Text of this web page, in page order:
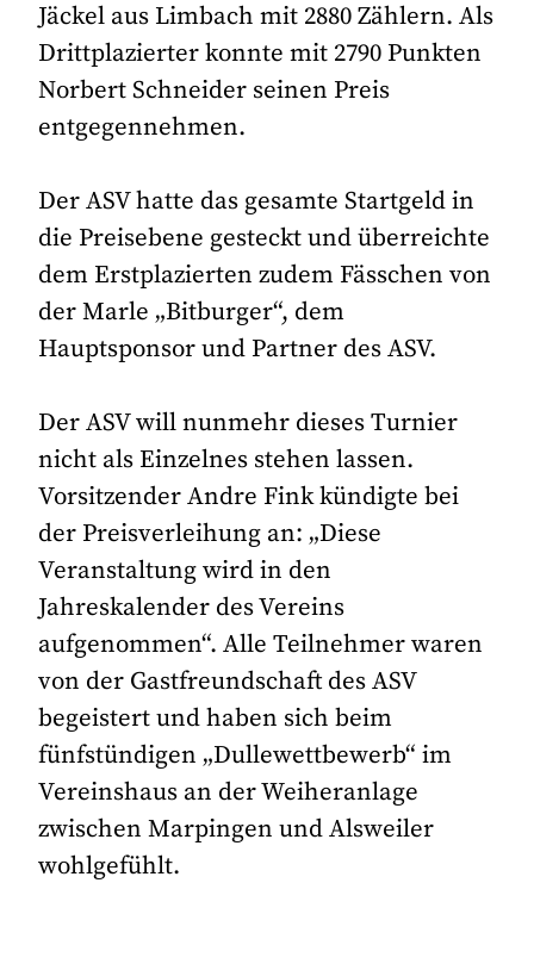
Jäckel aus Limbach mit 2880 Zählern. Als
Drittplazierter konnte mit 2790 Punkten
Norbert Schneider seinen Preis
entgegennehmen.
Der ASV hatte das gesamte Startgeld in
die Preisebene gesteckt und überreichte
dem Erstplazierten zudem Fässchen von
der Marle „Bitburger“, dem
Hauptsponsor und Partner des ASV.
Der ASV will nunmehr dieses Turnier
nicht als Einzelnes stehen lassen.
Vorsitzender Andre Fink kündigte bei
der Preisverleihung an: „Diese
Veranstaltung wird in den
Jahreskalender des Vereins
aufgenommen“. Alle Teilnehmer waren
von der Gastfreundschaft des ASV
begeistert und haben sich beim
fünfstündigen „Dullewettbewerb“ im
Vereinshaus an der Weiheranlage
zwischen Marpingen und Alsweiler
wohlgefühlt.